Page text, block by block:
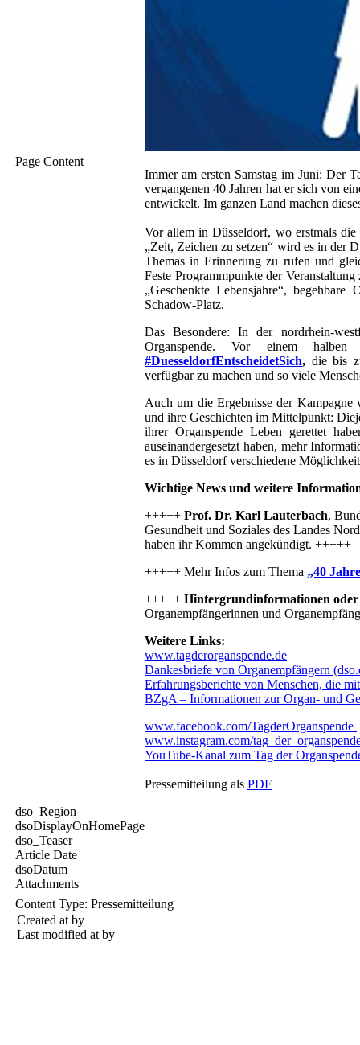
Page Content
​​​​​Immer am ersten Samstag im Juni: Der
vergangenen 40 Jahren hat er sich von
entwickelt. Im ganzen Land machen
​Vor allem in Düsseldorf, wo erstmals
„Zeit, Zeichen zu setzen“ wird es in der
Themas in Erinnerung zu rufen und
Feste Programmpunkte der
„Geschenkte Lebensjahre“,
Schadow-Platz.
Das Besondere: In der nordrhein-
Organspende. Vor einem
#DuesseldorfEntscheidetSich, die bis
verfügbar zu machen und so viele
Auch um die Ergebnisse der
und ihre Geschichten im Mittelpunkt:
ihrer Organspende Leben gerettet
auseinandergesetzt haben, mehr
es in Düsseldorf verschiedene
Wichtige News und weitere
+++++ Prof. Dr. Karl Lauterbach,
Gesundheit und Soziales des Landes
haben ihr Kommen angekündigt. +++++
+++++ Mehr Infos zum Thema „40
+++++ Hintergrundinformationen
Organempfängerinnen und
Weitere Links:
www.tagderorganspende.de
Dankesbriefe von Organempfängern
Erfahrungsberichte von Menschen, die
BZgA – Informationen zur Organ- und
www.facebook.com/TagderOrganspende
www.instagram.com/
YouTube-Kanal zum Tag der
Pressemitteilung als PDF
dso_Region
dsoDisplayOnHomePage
dso_Teaser
Article Date
dsoDatum
Attachments
Content Type: Pressemitteilung
Created at by
Last modified at by